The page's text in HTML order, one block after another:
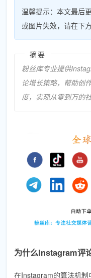
温馨提示：本文最后
或图片失效，请在下方
摘要
粉丝库专业提供
论增长策略，帮助创
度，实现从零到万的
为什么Instagram评
在Instagram的算法机制